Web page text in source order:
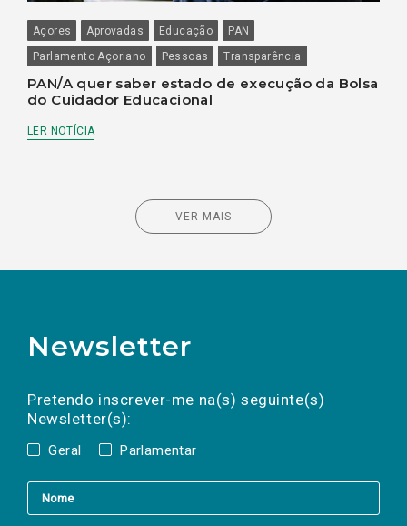
Açores Aprovadas Educação
PAN
Parlamento Açoriano
Pessoas Transparência
PAN/A quer saber estado de execução da Bolsa
do Cuidador Educacional
LER NOTÍCIA
VER MAIS
Newsletter
Pretendo inscrever-me na(s) seguinte(s)
Newsletter(s):
Geral Parlamentar
a(s) newsletter(s).
mail